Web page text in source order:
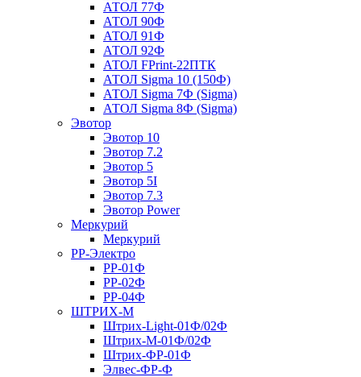
АТОЛ 77Ф
АТОЛ 90Ф
АТОЛ 91Ф
АТОЛ 92Ф
АТОЛ FPrint-22ПТК
АТОЛ Sigma 10 (150Ф)
АТОЛ Sigma 7Ф (Sigma)
АТОЛ Sigma 8Ф (Sigma)
Эвотор
Эвотор 10
Эвотор 7.2
Эвотор 5
Эвотор 5I
Эвотор 7.3
Эвотор Power
Меркурий
Меркурий
РР-Электро
РР-01Ф
РР-02Ф
РР-04Ф
ШТРИХ-М
Штрих-Light-01Ф/02Ф
Штрих-М-01Ф/02Ф
Штрих-ФР-01Ф
Элвес-ФР-Ф